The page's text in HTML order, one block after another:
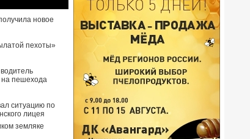
новое
пехоты»
пешехода
ситуацию по
лицея
земляке